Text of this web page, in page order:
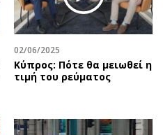
02/06/2025
Κύπρος: Πότε θα μειωθεί η
τιμή του ρεύματος